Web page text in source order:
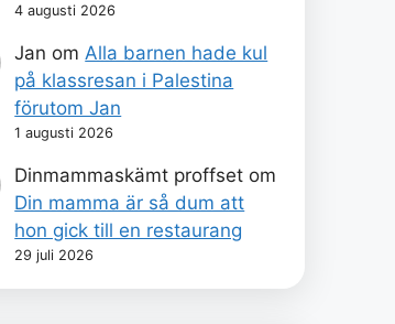
4 augusti 2026
Jan om Alla barnen hade kul
på klassresan i Palestina
förutom Jan
1 augusti 2026
Dinmammaskämt proffset om
Din mamma är så dum att
hon gick till en restaurang
29 juli 2026